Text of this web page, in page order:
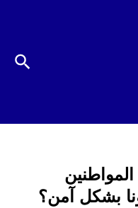
بشكل آمن؟